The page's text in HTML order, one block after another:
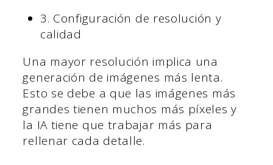
3. Configuración de resolución y
calidad
Una mayor resolución implica una
generación de imágenes más lenta.
Esto se debe a que las imágenes más
grandes tienen muchos más píxeles y
la IA tiene que trabajar más para
rellenar cada detalle.